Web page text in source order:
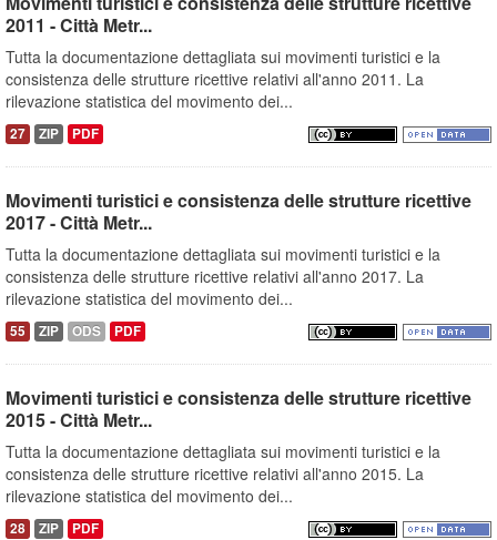
2011 - Città Metr...
Tutta la documentazione dettagliata sui movimenti turistici e la
consistenza delle strutture ricettive relativi all'anno 2011. La
rilevazione statistica del movimento dei...
27 ZIP PDF
Movimenti turistici e consistenza delle strutture ricettive
2017 - Città Metr...
Tutta la documentazione dettagliata sui movimenti turistici e la
consistenza delle strutture ricettive relativi all'anno 2017. La
rilevazione statistica del movimento dei...
55 ZIP ODS PDF
Movimenti turistici e consistenza delle strutture ricettive
2015 - Città Metr...
Tutta la documentazione dettagliata sui movimenti turistici e la
consistenza delle strutture ricettive relativi all'anno 2015. La
rilevazione statistica del movimento dei...
28 ZIP PDF